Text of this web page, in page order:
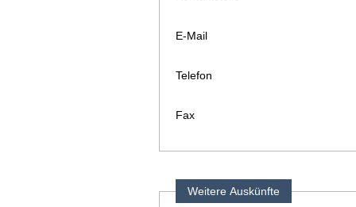
E-Mail
Telefon
Fax
Weitere Auskünfte